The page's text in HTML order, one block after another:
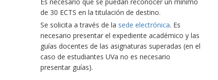
de 30 ECTS en la titulación de destino.
Se solicita a través de la sede electrónica. Es
necesario presentar el expediente académico y las
guías docentes de las asignaturas superadas (en el
caso de estudiantes UVa no es necesario
presentar guías).